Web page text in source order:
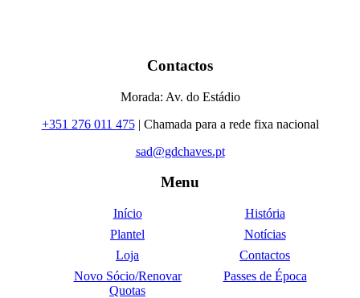
Contactos
Morada: Av. do Estádio
+351 276 011 475| Chamada para a rede fixa nacional
sad@gdchaves.pt
Menu
Início
História
Plantel
Notícias
Loja
Contactos
Novo Sócio/Renovar
Quotas
Passes de Época